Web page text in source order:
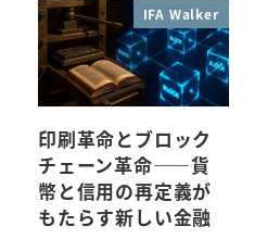
IFA Walker
印刷革命とブロック
チェーン革命――貨
幣と信用の再定義が
もたらす新しい金融